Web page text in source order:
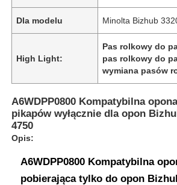
Dla modelu Minolta Bizhub
High Light:
Pas rolkowy do
pas rolkowy do
wymiana pasów
A6WDPP0800 Kompatybilna
pikapów wyłącznie dla opon
4750
Opis:
A6WDPP0800 Kompatybilna
pobierająca tylko do opon